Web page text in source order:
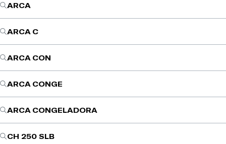
ARCA
ARCA C
ARCA CON
ARCA CONGE
ARCA CONGELADORA
CH 250 SLB